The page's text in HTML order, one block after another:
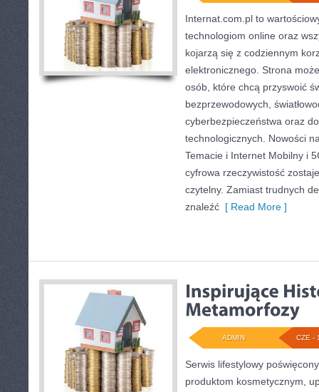
Internat.com.pl to
technologiom online oraz
kojarzą się z codziennym
elektronicznego. Strona
osób, które chcą przyswoić
bezprzewodowych,
cyberbezpieczeństwa oraz
technologicznych. Nowości
Temacie i Internet Mobilny i
cyfrowa rzeczywistość
czytelny. Zamiast trudnych
znaleźć [ Read More ]
CZE -
ADMIN
Serwis lifestylowy
produktom kosmetycznym,